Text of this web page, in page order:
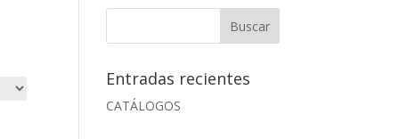
Entradas recientes
CATÁLOGOS